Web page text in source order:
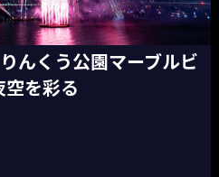
んくう公園マーブルビ
空を彩る